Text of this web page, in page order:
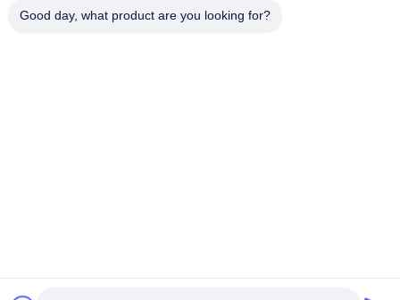
हमसे संपर्क करें
Good day, what product are you looking for?